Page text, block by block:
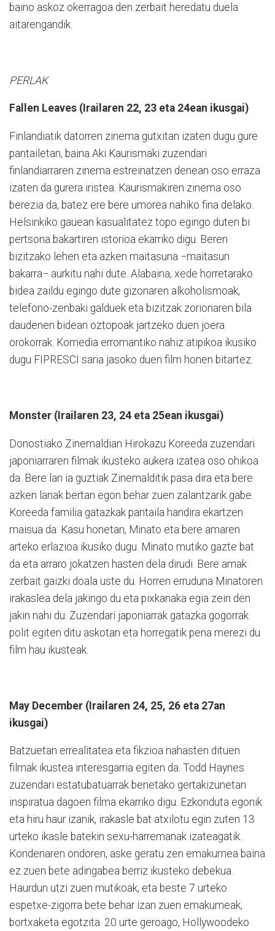
baino askoz okerragoa den zerbait heredatu duela
aitarengandik.
PERLAK
Fallen Leaves (Irailaren 22, 23 eta 24ean ikusgai)
Finlandiatik datorren zinema gutxitan izaten dugu gure
pantailetan, baina Aki Kaurismäki zuzendari
finlandiarraren zinema estreinatzen denean oso erraza
izaten da gurera iristea. Kaurismäkiren zinema oso
berezia da, batez ere bere umorea nahiko fina delako.
Helsinkiko gauean kasualitatez topo egingo duten bi
pertsona bakartiren istorioa ekarriko digu. Beren
bizitzako lehen eta azken maitasuna −maitasun
bakarra− aurkitu nahi dute. Alabaina, xede horretarako
bidea zaildu egingo dute gizonaren alkoholismoak,
telefono-zenbaki galduek eta bizitzak zorionaren bila
daudenen bidean oztopoak jartzeko duen joera
orokorrak. Komedia erromantiko nahiz atipikoa ikusiko
dugu FIPRESCI saria jasoko duen film honen bitartez.
Monster (Irailaren 23, 24 eta 25ean ikusgai)
Donostiako Zinemaldian Hirokazu Koreeda zuzendari
japoniarraren filmak ikusteko aukera izatea oso ohikoa
da. Bere lan ia guztiak Zinemalditik pasa dira eta bere
azken lanak bertan egon behar zuen zalantzarik gabe.
Koreeda familia gatazkak pantaila handira ekartzen
maisua da. Kasu honetan, Minato eta bere amaren
arteko erlazioa ikusiko dugu. Minato mutiko gazte bat
da eta arraro jokatzen hasten dela dirudi. Bere amak
zerbait gaizki doala uste du. Horren erruduna Minatoren
irakaslea dela jakingo du eta pixkanaka egia zein den
jakin nahi du. Zuzendari japoniarrak gatazka gogorrak
polit egiten ditu askotan eta horregatik pena merezi du
film hau ikusteak.
May December (Irailaren 24, 25, 26 eta 27an
ikusgai)
Batzuetan errealitatea eta fikzioa nahasten dituen
filmak ikustea interesgarria egiten da. Todd Haynes
zuzendari estatubatuarrak benetako gertakizunetan
inspiratua dagoen filma ekarriko digu. Ezkonduta egonik
eta hiru haur izanik, irakasle bat atxilotu egin zuten 13
urteko ikasle batekin sexu-harremanak izateagatik.
Kondenaren ondoren, aske geratu zen emakumea baina
ez zuen bete adingabea berriz ikusteko debekua.
Haurdun utzi zuen mutikoak, eta beste 7 urteko
espetxe-zigorra bete behar izan zuen emakumeak,
bortxaketa egotzita. 20 urte geroago, Hollywoodeko